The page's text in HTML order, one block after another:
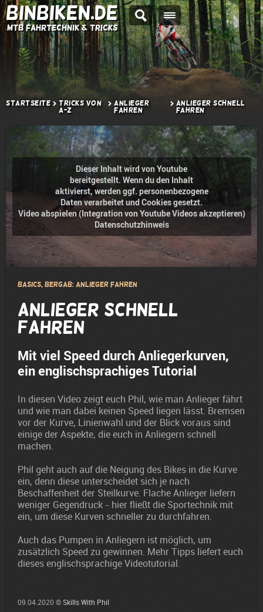
BINBIKEN.DE
MTB Fahrtechnik & Tricks
Startseite
Tricks von
A-Z
Anlieger
fahren
Anlieger schnell
fahren
Dieser Inhalt wird von Youtube
bereitgestellt. Wenn du den Inhalt
aktivierst, werden ggf. personenbezogene
Daten verarbeitet und Cookies gesetzt.
Video abspielen (Integration von Youtube Videos akzeptieren)
Datenschutzhinweis
Basics, Bergab: Anlieger fahren
Anlieger schnell
fahren
Mit viel Speed durch Anliegerkurven,
ein englischsprachiges Tutorial
In diesen Video zeigt euch Phil, wie man Anlieger fährt
und wie man dabei keinen Speed liegen lässt. Bremsen
vor der Kurve, Linienwahl und der Blick voraus sind
einige der Aspekte, die euch in Anliegern schnell
machen.
Phil geht auch auf die Neigung des Bikes in die Kurve
ein, denn diese unterscheidet sich je nach
Beschaffenheit der Steilkurve. Flache Anlieger liefern
weniger Gegendruck - hier fließt die Sportechnik mit
ein, um diese Kurven schneller zu durchfahren.
Auch das Pumpen in Anliegern ist möglich, um
zusätzlich Speed zu gewinnen. Mehr Tipps liefert euch
dieses englischsprachige Videotutorial.
09.04.2020 © Skills With Phil